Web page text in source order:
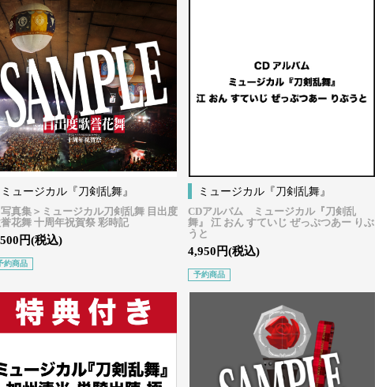
ミュージカル『刀剣乱舞』
真集＞ミュージカル刀剣乱舞 目出度
花舞 十周年祝賀祭 彩時記
円(税込)
約商品
ミュージカル『刀剣乱舞』
CDアルバム ミュージカル『刀剣乱
舞』 江 おん すていじ ぜっぷつあー りぶ
うと
4,950円(税込)
予約商品